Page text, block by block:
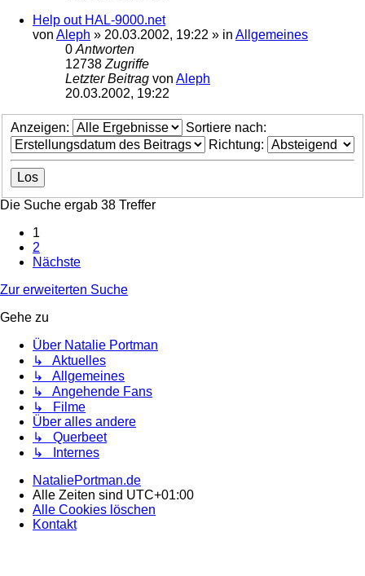
Help out HAL-9000.net
von Aleph » 20.03.2002, 19:22 » in Allgemeines
0 Antworten
12738 Zugriffe
Letzter Beitrag von Aleph
20.03.2002, 19:22
Anzeigen:
Sortiere nach:
Richtung:
Die Suche ergab 38 Treffer
1
2
Nächste
Zur erweiterten Suche
Gehe zu
Über Natalie Portman
↳ Aktuelles
↳ Allgemeines
↳ Angehende Fans
↳ Filme
Über alles andere
↳ Querbeet
↳ Internes
NataliePortman.de
Alle Zeiten sind UTC+01:00
Alle Cookies löschen
Kontakt